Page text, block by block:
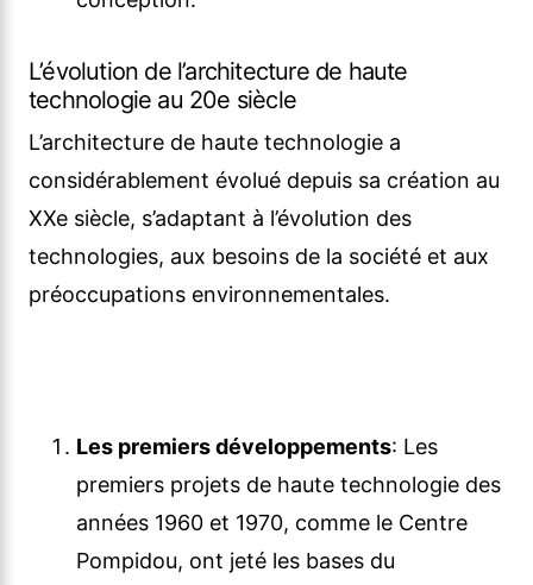
L’évolution de l’architecture de haute
technologie au 20e siècle
L’architecture de haute technologie a
considérablement évolué depuis sa création au
XXe siècle, s’adaptant à l’évolution des
technologies, aux besoins de la société et aux
préoccupations environnementales.
Les premiers développements: Les
premiers projets de haute technologie des
années 1960 et 1970, comme le Centre
Pompidou, ont jeté les bases du